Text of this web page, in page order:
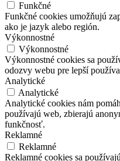
Funkčné
Funkčné cookies umožňujú
ako je jazyk alebo región.
Výkonnostné
Výkonnostné
Výkonnostné cookies sa
odozvy webu pre lepší
Analytické
Analytické
Analytické cookies nám
používajú web, zbierajú
funkčnosť.
Reklamné
Reklamné
Reklamné cookies sa